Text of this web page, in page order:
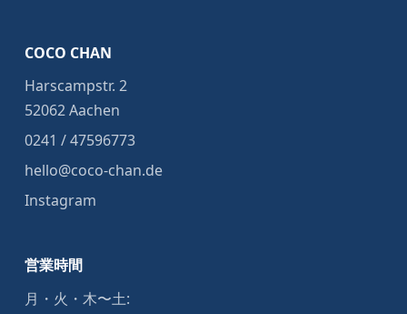
COCO CHAN
Harscampstr. 2
52062 Aachen
0241 / 47596773
hello@coco-chan.de
Instagram
営業時間
月・火・木〜土: